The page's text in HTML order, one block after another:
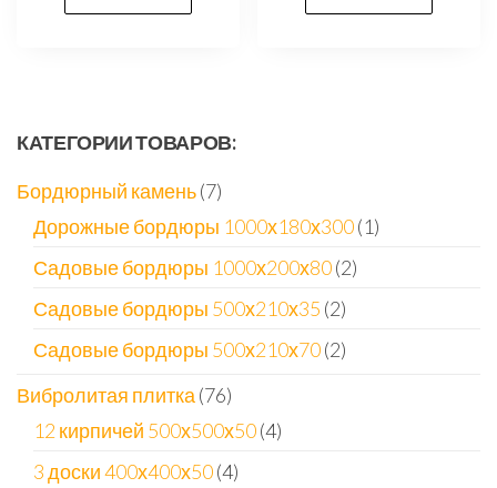
КАТЕГОРИИ ТОВАРОВ:
Бордюрный камень 77
товаров
Дорожные бордюры 1000х180х300 11
Садовые бордюры 1000х200х80 22
Садовые бордюры 500х210х35 22
товара
Садовые бордюры 500х210х70 22
Вибролитая плитка 7676
товаров
12 кирпичей 500х500х50 44
3 доски 400х400х50 44